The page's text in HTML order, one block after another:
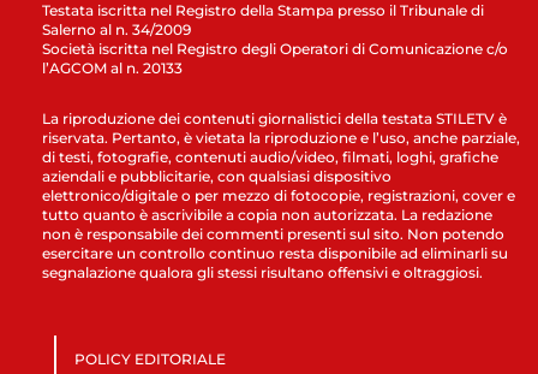
Testata iscritta nel Registro della Stampa presso il Tribunale di
Salerno al n. 34/2009
Società iscritta nel Registro degli Operatori di Comunicazione c/o
l’AGCOM al n. 20133
La riproduzione dei contenuti giornalistici della testata STILETV è
riservata. Pertanto, è vietata la riproduzione e l’uso, anche parziale,
di testi, fotografie, contenuti audio/video, filmati, loghi, grafiche
aziendali e pubblicitarie, con qualsiasi dispositivo
elettronico/digitale o per mezzo di fotocopie, registrazioni, cover e
tutto quanto è ascrivibile a copia non autorizzata. La redazione
non è responsabile dei commenti presenti sul sito. Non potendo
esercitare un controllo continuo resta disponibile ad eliminarli su
segnalazione qualora gli stessi risultano offensivi e oltraggiosi.
POLICY EDITORIALE